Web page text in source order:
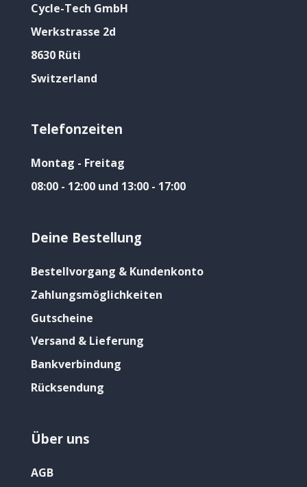
Cycle-Tech GmbH
Werkstrasse 2d
8630 Rüti
Switzerland
Telefonzeiten
Montag - Freitag
08:00 - 12:00 und 13:00 - 17:00
Deine Bestellung
Bestellvorgang & Kundenkonto
Zahlungsmöglichkeiten
Gutscheine
Versand & Lieferung
Bankverbindung
Rücksendung
Über uns
AGB